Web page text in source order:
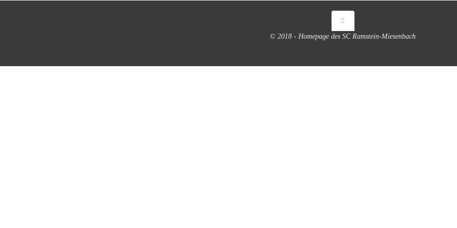
© 2018 - Homepage des SC Ramstein-Miesenbach